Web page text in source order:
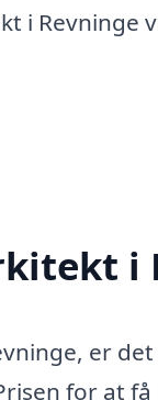
i Revninge
i
er
for at